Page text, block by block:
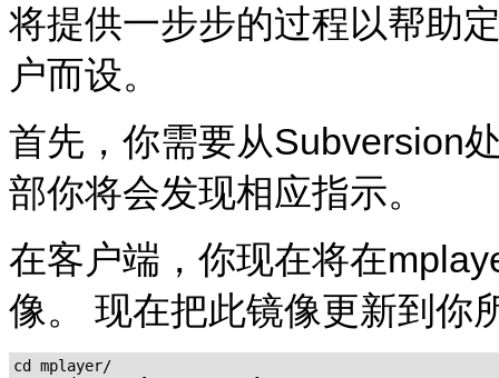
将提供一步步的过程以帮助
户而设。
首先，你需要从Subversion
部你将会发现相应指示。
在客户端，你现在将在
像。 现在把此镜像更新到你
cd mplayer/